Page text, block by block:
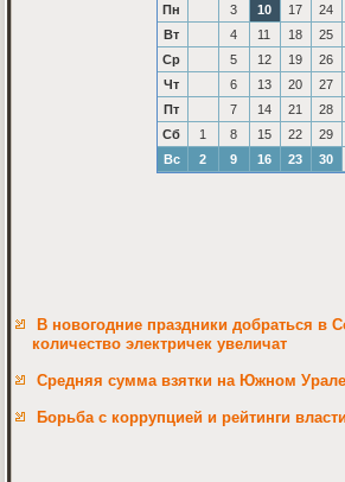
Пн 3 10 17 24
Вт
4 11 18
25
Ср
5 12 19
26
Чт
6 13 20
27
Пт
7 14 21
28
Сб
1 8 15 22
29
Вс
2 9 16 23 30
В новогодние праздники добраться в
количество электричек увеличат
Средняя сумма взятки на Южном
Борьба с коррупцией и рейтинги власти